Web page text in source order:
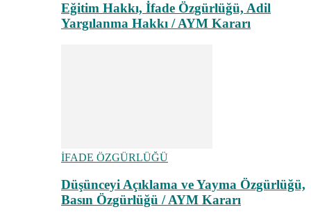
Eğitim Hakkı, İfade Özgürlüğü, Adil
Yargılanma Hakkı / AYM Kararı
İFADE ÖZGÜRLÜĞÜ
Düşünceyi Açıklama ve Yayma Özgürlüğü,
Basın Özgürlüğü / AYM Kararı